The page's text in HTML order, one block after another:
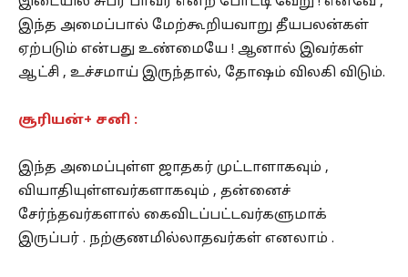
இந்த அமைப்பால் மேற்கூறியவாறு தீயபலன்கள்
ஏற்படும் என்பது உண்மையே ! ஆனால் இவர்கள்
ஆட்சி , உச்சமாய் இருந்தால், தோஷம் விலகி விடும்.
சூரியன்+ சனி :
இந்த அமைப்புள்ள ஜாதகர் முட்டாளாகவும் ,
வியாதியுள்ளவர்களாகவும் , தன்னைச்
சேர்ந்தவர்களால் கைவிடப்பட்டவர்களுமாக்
இருப்பர் . நற்குணமில்லாதவர்கள் எனலாம் .